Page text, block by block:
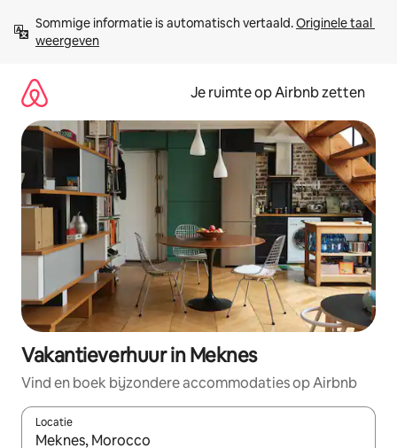
direct
naar
Sommige informatie is automatisch vertaald. Originele taal
weergeven
Je ruimte op Airbnb zetten
Vakantieverhuur in Meknes
Vind en boek bijzondere accommodaties op Airbnb
Locatie
Wanneer er suggesties beschikbaar zijn, maak je een keuze